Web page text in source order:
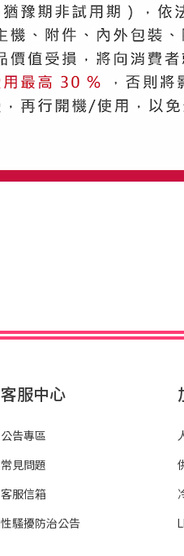
客服中心
公告專區
常見問題
客服信箱
性騷擾防治公告